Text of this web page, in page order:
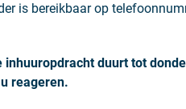
is bereikbaar op
inhuuropdracht duurt tot
reageren.